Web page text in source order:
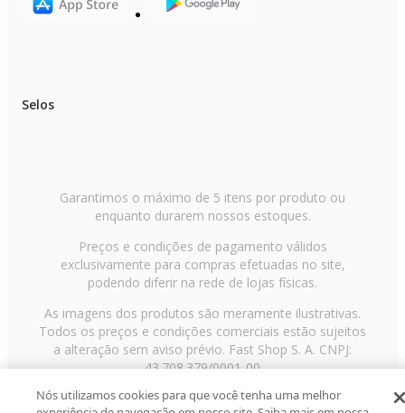
Selos
Garantimos o máximo de 5 itens por produto ou
enquanto durarem nossos estoques.
Preços e condições de pagamento válidos
exclusivamente para compras efetuadas no site,
podendo diferir na rede de lojas físicas.
As imagens dos produtos são meramente ilustrativas.
Todos os preços e condições comerciais estão sujeitos
a alteração sem aviso prévio. Fast Shop S. A. CNPJ:
43.708.379/0001-00
Avenida Zaki Narchi, nº 1650, sobreloja, Carandiru, São
Nós utilizamos cookies para que você tenha uma melhor